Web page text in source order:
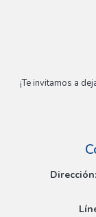
¡Te invitamos a
Dirección: